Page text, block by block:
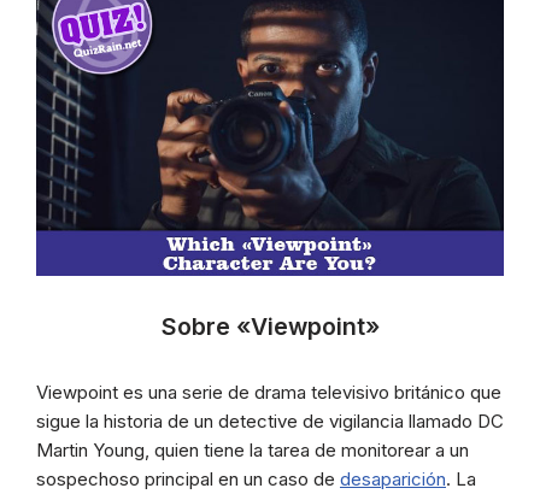
Sobre «Viewpoint»
Viewpoint es una serie de drama televisivo británico que
sigue la historia de un detective de vigilancia llamado DC
Martin Young, quien tiene la tarea de monitorear a un
sospechoso principal en un caso de desaparición. La